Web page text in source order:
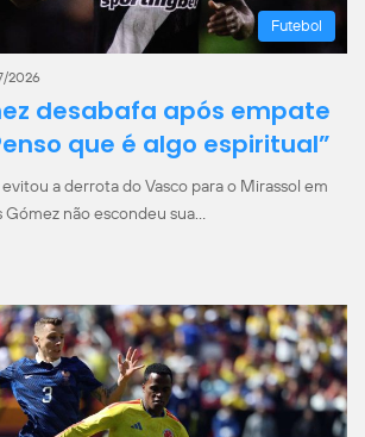
Futebol
2026
desabafa após empate
que é algo espiritual”
a derrota do Vasco para o Mirassol em
não escondeu sua…